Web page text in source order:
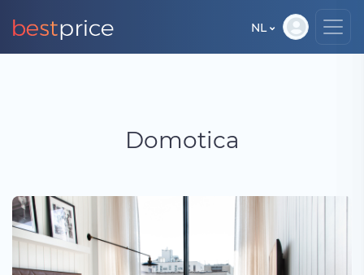
NL
Domotica